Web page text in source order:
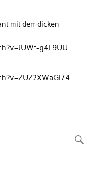
mit dem dicken
g4F9UU